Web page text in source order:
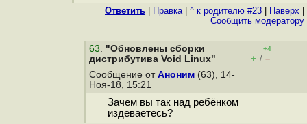
Ответить Правка| ^ к родителю #23 Наверх
Cообщить модератору
63. "Обновлены сборки
дистрибутива Void Linux"
+4
+ / –
Сообщение от Аноним (63), 14-
Ноя-18, 15:21
Зачем вы так над ребёнком
издеваетесь?